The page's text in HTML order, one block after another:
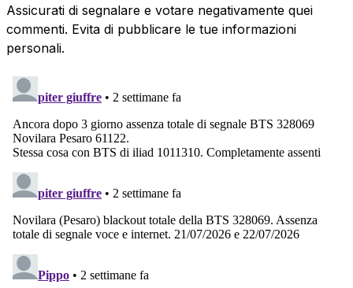
Assicurati di segnalare e votare negativamente quei
commenti. Evita di pubblicare le tue informazioni
personali.